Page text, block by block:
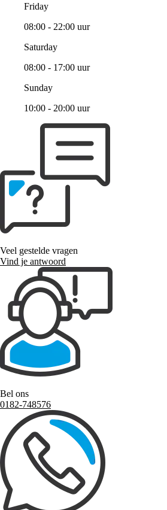
Friday
08:00 - 22:00 uur
Saturday
08:00 - 17:00 uur
Sunday
10:00 - 20:00 uur
Veel gestelde vragen
Vind je antwoord
Bel ons
0182-748576